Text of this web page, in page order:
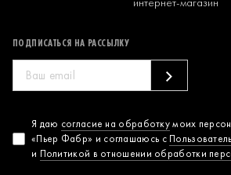
ПОДПИСАТЬСЯ НА РАССЫЛКУ
Согласие на
обработку
персональных
Я даю согласие на обработкумоих
«Пьер Фабр» и соглашаюсь с
и Политикой в отношении обработки